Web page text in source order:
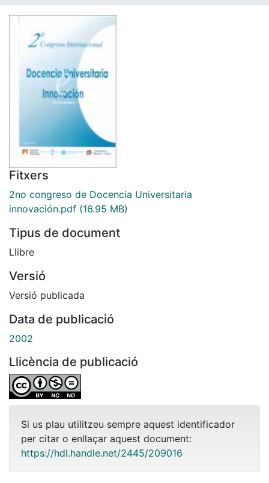
Fitxers
2no congreso de Docencia Universitaria
innovación.pdf (16.95 MB)
Tipus de document
Llibre
Versió
Versió publicada
Data de publicació
2002
Llicència de publicació
Si us plau utilitzeu sempre aquest identificador
per citar o enllaçar aquest document:
https://hdl.handle.net/2445/209016